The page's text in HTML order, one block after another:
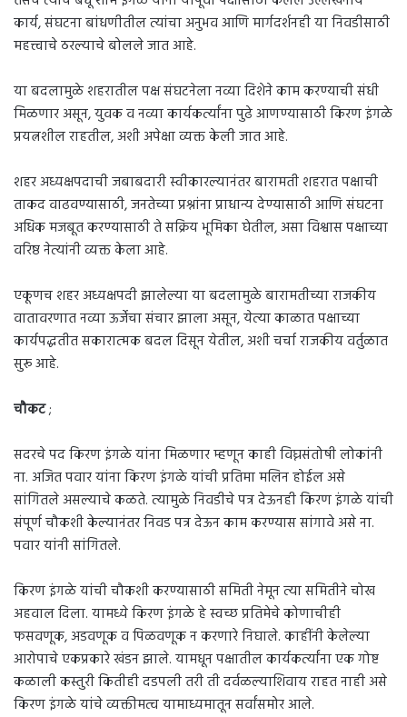
कार्य, संघटना बांधणीतील त्यांचा अनुभव आणि मार्गदर्शनही या निवडीसाठी
महत्त्वाचे ठरल्याचे बोलले जात आहे.
या बदलामुळे शहरातील पक्ष संघटनेला नव्या दिशेने काम करण्याची संधी
मिळणार असून, युवक व नव्या कार्यकर्त्यांना पुढे आणण्यासाठी किरण इंगळे
प्रयत्नशील राहतील, अशी अपेक्षा व्यक्त केली जात आहे.
शहर अध्यक्षपदाची जबाबदारी स्वीकारल्यानंतर बारामती शहरात पक्षाची
ताकद वाढवण्यासाठी, जनतेच्या प्रश्नांना प्राधान्य देण्यासाठी आणि संघटना
अधिक मजबूत करण्यासाठी ते सक्रिय भूमिका घेतील, असा विश्वास पक्षाच्या
वरिष्ठ नेत्यांनी व्यक्त केला आहे.
एकूणच शहर अध्यक्षपदी झालेल्या या बदलामुळे बारामतीच्या राजकीय
वातावरणात नव्या ऊर्जेचा संचार झाला असून, येत्या काळात पक्षाच्या
कार्यपद्धतीत सकारात्मक बदल दिसून येतील, अशी चर्चा राजकीय वर्तुळात
सुरू आहे.
चौकट;
सदरचे पद किरण इंगळे यांना मिळणार म्हणून काही विघ्नसंतोषी लोकांनी
ना. अजित पवार यांना किरण इंगळे यांची प्रतिमा मलिन होईल असे
सांगितले असल्याचे कळते. त्यामुळे निवडीचे पत्र देऊनही किरण इंगळे यांची
संपूर्ण चौकशी केल्यानंतर निवड पत्र देऊन काम करण्यास सांगावे असे ना.
पवार यांनी सांगितले.
किरण इंगळे यांची चौकशी करण्यासाठी समिती नेमून त्या समितीने चोख
अहवाल दिला. यामध्ये किरण इंगळे हे स्वच्छ प्रतिमेचे कोणाचीही
फसवणूक, अडवणूक व पिळवणूक न करणारे निघाले. काहींनी केलेल्या
आरोपाचे एकप्रकारे खंडन झाले. यामधून पक्षातील कार्यकर्त्यांना एक गोष्ट
कळाली कस्तुरी कितीही दडपली तरी ती दर्वळल्याशिवाय राहत नाही असे
किरण इंगळे यांचे व्यक्तीमत्व यामाध्यमातून सर्वांसमोर आले.